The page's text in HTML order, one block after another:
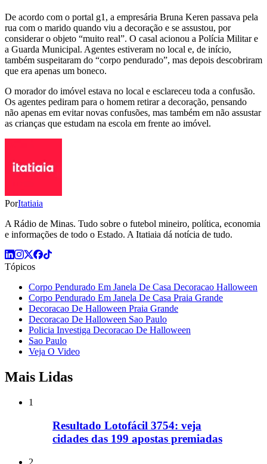
De acordo com o portal g1, a empresária Bruna Keren passava pela
rua com o marido quando viu a decoração e se assustou, por
considerar o objeto “muito real”. O casal acionou a Polícia Militar e
a Guarda Municipal. Agentes estiveram no local e, de início,
também suspeitaram do “corpo pendurado”, mas depois descobriram
que era apenas um boneco.
O morador do imóvel estava no local e esclareceu toda a confusão.
Os agentes pediram para o homem retirar a decoração, pensando
não apenas em evitar novas confusões, mas também em não assustar
as crianças que estudam na escola em frente ao imóvel.
PorItatiaia
A Rádio de Minas. Tudo sobre o futebol mineiro, política, economia
e informações de todo o Estado. A Itatiaia dá notícia de tudo.
Tópicos
Corpo Pendurado Em Janela De Casa Decoracao Halloween
Corpo Pendurado Em Janela De Casa Praia Grande
Decoracao De Halloween Praia Grande
Decoracao De Halloween Sao Paulo
Policia Investiga Decoracao De Halloween
Sao Paulo
Veja O Video
Mais Lidas
1
Resultado Lotofácil 3754: veja
cidades das 199 apostas premiadas
2